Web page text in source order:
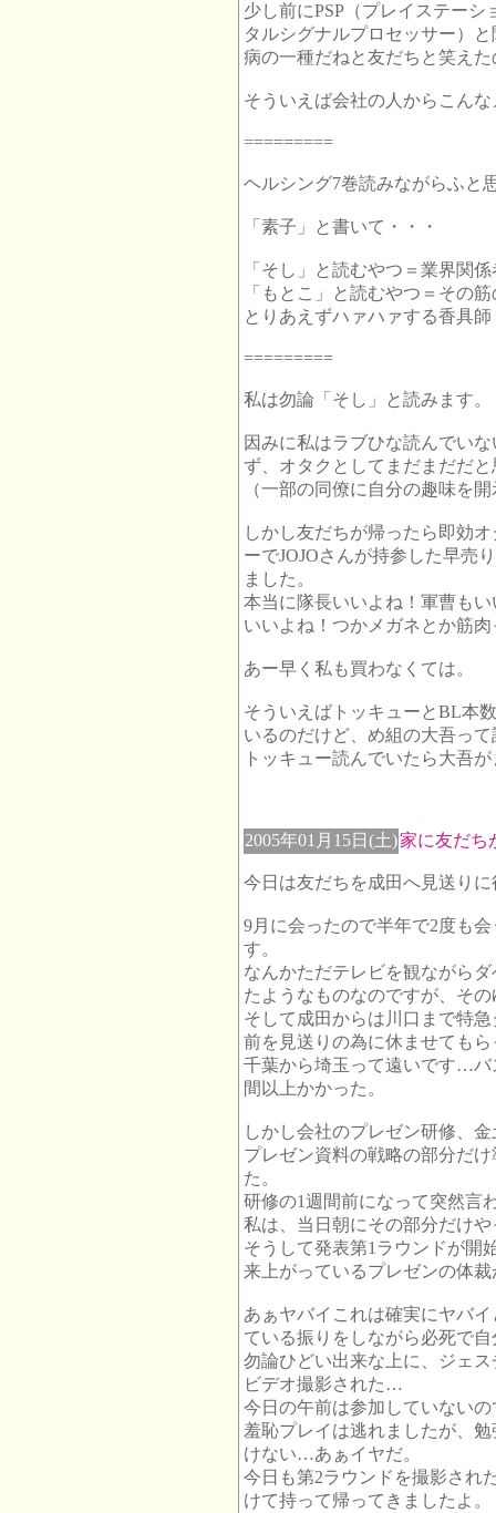
少し前にPSP（プレイステー
タルシグナルプロセッサー）
病の一種だねと友だちと笑え
そういえば会社の人からこん
=========
ヘルシング7巻読みながらふと
「素子」と書いて・・・
「そし」と読むやつ＝業界関係
「もとこ」と読むやつ＝その
とりあえずハァハァする香具
=========
私は勿論「そし」と読みます。
因みに私はラブひな読んでい
ず、オタクとしてまだまだだ
（一部の同僚に自分の趣味を
しかし友だちが帰ったら即効
ーでJOJOさんが持参した早売
ました。
本当に隊長いいよね！軍曹も
いいよね！つかメガネとか筋
あー早く私も買わなくては。
そういえばトッキューとBL本
いるのだけど、め組の大吾っ
トッキュー読んでいたら大吾
2005年01月15日(土)家に友だち
今日は友だちを成田へ見送り
9月に会ったので半年で2度も
す。
なんかただテレビを観ながら
たようなものなのですが、そ
そして成田からは川口まで特
前を見送りの為に休ませても
千葉から埼玉って遠いです…バ
間以上かかった。
しかし会社のプレゼン研修、
プレゼン資料の戦略の部分だ
た。
研修の1週間前になって突然言
私は、当日朝にその部分だけ
そうして発表第1ラウンドが開
来上がっているプレゼンの体
あぁヤバイこれは確実にヤバ
ている振りをしながら必死で
勿論ひどい出来な上に、ジェ
ビデオ撮影された…
今日の午前は参加していない
羞恥プレイは逃れましたが、
けない…あぁイヤだ。
今日も第2ラウンドを撮影され
けて持って帰ってきましたよ。